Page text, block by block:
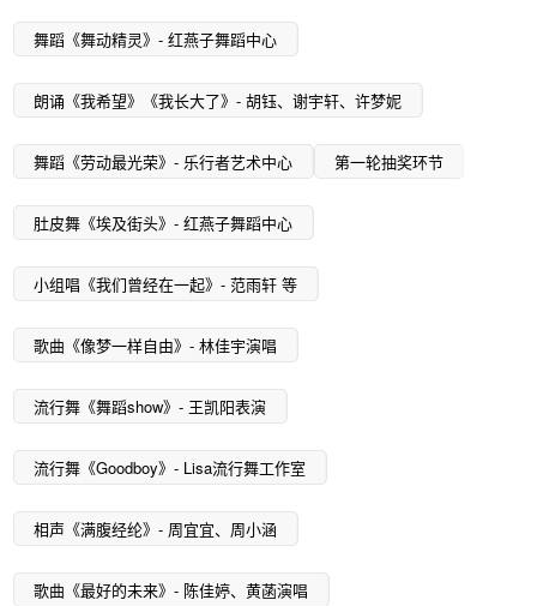
舞蹈《舞动精灵》- 红燕子舞蹈中心
朗诵《我希望》《我长大了》- 胡钰、谢宇轩、许梦妮
舞蹈《劳动最光荣》- 乐行者艺术中心 第一轮抽奖环节
肚皮舞《埃及街头》- 红燕子舞蹈中心
小组唱《我们曾经在一起》- 范雨轩 等
歌曲《像梦一样自由》- 林佳宇演唱
流行舞《舞蹈show》- 王凯阳表演
流行舞《Goodboy》- Lisa流行舞工作室
相声《满腹经纶》- 周宜宜、周小涵
歌曲《最好的未来》- 陈佳婷、黄菡演唱